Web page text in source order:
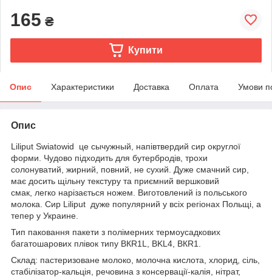
165 ₴
Купити
Опис Характеристики Доставка Оплата Умови
Опис
Liliput Swiatowid це сычужный, напівтвердий сир округлої
форми. Чудово підходить для бутербродів, трохи
солонуватий, жирний, повний, не сухий. Дуже смачний сир,
має досить щільну текстуру та приємний вершковий
смак, легко нарізається ножем. Виготовлений із польського
молока. Сир Liliput дуже популярний у всіх регіонах Польщі, а
тепер у Украине.
Тип паковання пакети з полімерних термоусадкових
багатошарових плівок типу ВКR1L, BKL4, ВКR1.
Склад: пастеризоване молоко, молочна кислота, хлорид, сіль,
стабілізатор-кальція, речовина з консервації-калія, нітрат,